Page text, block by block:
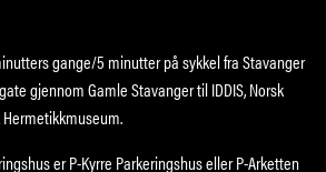
gange/5 minutter på sykkel fra Stavanger
gjennom Gamle Stavanger til IDDIS, Norsk
er P-Kyrre Parkeringshus eller P-Arketten